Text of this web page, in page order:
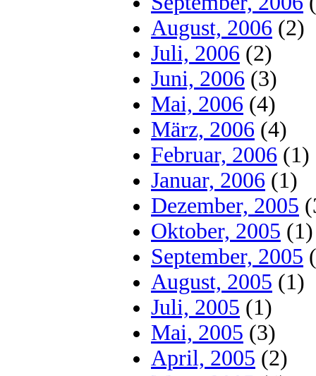
August, 2006 (2)
Juli, 2006 (2)
Juni, 2006 (3)
Mai, 2006 (4)
März, 2006 (4)
Februar, 2006 (1)
Januar, 2006 (1)
Dezember, 2005
Oktober, 2005 (1)
September, 2005
August, 2005 (1)
Juli, 2005 (1)
Mai, 2005 (3)
April, 2005 (2)